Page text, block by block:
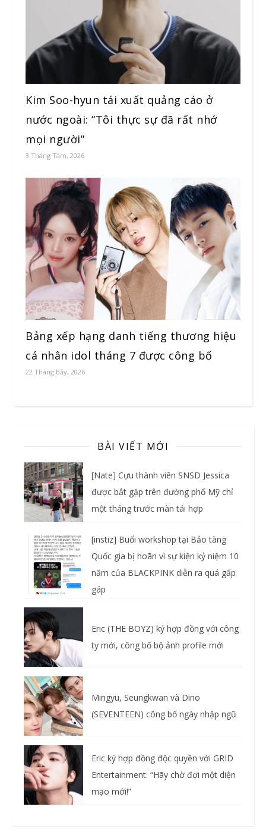
Kim Soo-hyun tái xuất quảng cáo ở
nước ngoài: “Tôi thực sự đã rất nhớ
mọi người”
3 Tháng Tám, 2026
Bảng xếp hạng danh tiếng thương hiệu
cá nhân idol tháng 7 được công bố
22 Tháng Bảy, 2026
BÀI VIẾT MỚI
[Nate] Cựu thành viên SNSD Jessica
được bắt gặp trên đường phố Mỹ chỉ
một tháng trước màn tái hợp
[instiz] Buổi workshop tại Bảo tàng
Quốc gia bị hoãn vì sự kiện kỷ niệm 10
năm của BLACKPINK diễn ra quá gấp
gáp
Eric (THE BOYZ) ký hợp đồng với công
ty mới, công bố bộ ảnh profile mới
Mingyu, Seungkwan và Dino
(SEVENTEEN) công bố ngày nhập ngũ
Eric ký hợp đồng độc quyền với GRID
Entertainment: “Hãy chờ đợi một diện
mạo mới!”